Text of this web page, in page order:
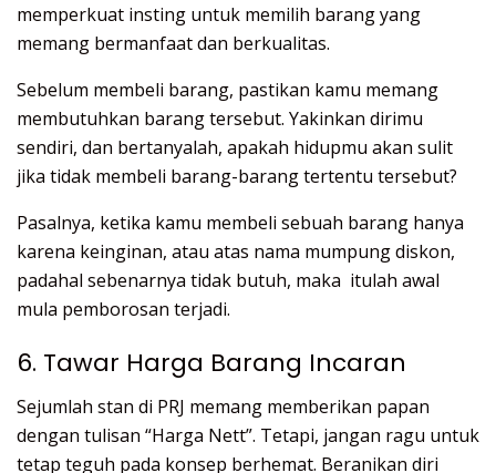
memperkuat insting untuk memilih barang yang
memang bermanfaat dan berkualitas.
Sebelum membeli barang, pastikan kamu memang
membutuhkan barang tersebut. Yakinkan dirimu
sendiri, dan bertanyalah, apakah hidupmu akan sulit
jika tidak membeli barang-barang tertentu tersebut?
Pasalnya, ketika kamu membeli sebuah barang hanya
karena keinginan, atau atas nama mumpung diskon,
padahal sebenarnya tidak butuh, maka itulah awal
mula pemborosan terjadi.
6. Tawar Harga Barang Incaran
Sejumlah stan di PRJ memang memberikan papan
dengan tulisan “Harga Nett”. Tetapi, jangan ragu untuk
tetap teguh pada konsep berhemat. Beranikan diri